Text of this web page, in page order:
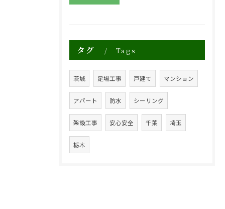
タグ Tags
茨城 足場工事 戸建て マンション
アパート 防水 シーリング
架設工事 安心安全 千葉 埼玉
栃木